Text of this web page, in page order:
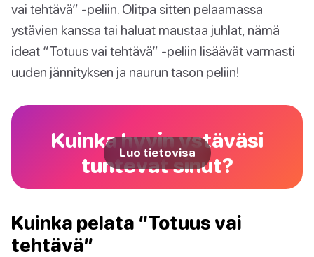
vai tehtävä” -peliin. Olitpa sitten pelaamassa
ystävien kanssa tai haluat maustaa juhlat, nämä
ideat “Totuus vai tehtävä” -peliin lisäävät varmasti
uuden jännityksen ja naurun tason peliin!
Kuinka hyvin ystäväsi
tuntevat sinut?
Luo tietovisa
Kuinka pelata “Totuus vai
tehtävä”